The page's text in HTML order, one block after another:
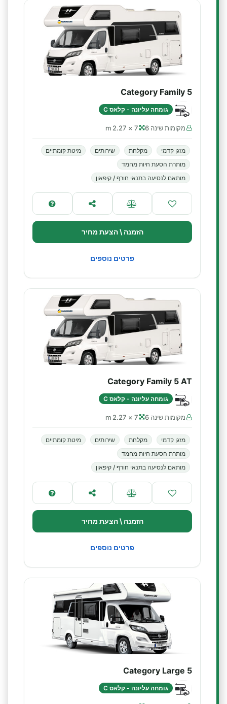
Category Family 5
גומחה עליונה - קלאס C
מקומות שינה 6 7 × 2.27 m
מזגן קדמי מקלחת שירותים
מיטת קומתיים
מותרת הסעת חיות מחמד
מותאם לנסיעה בתנאי חורף / קיפאון
הזמנה \ הצעת מחיר
פרטים נוספים
Category Family 5 AT
גומחה עליונה - קלאס C
מקומות שינה 6 7 × 2.27 m
מזגן קדמי מקלחת שירותים
מיטת קומתיים
מותרת הסעת חיות מחמד
מותאם לנסיעה בתנאי חורף / קיפאון
הזמנה \ הצעת מחיר
פרטים נוספים
Category Large 5
גומחה עליונה - קלאס C